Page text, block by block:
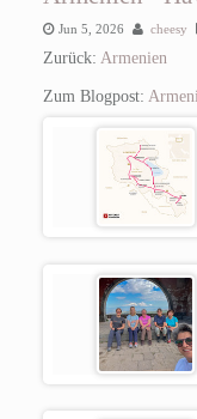
Jun 5, 2026 cheesy
Zurück: Armenien
Zum Blogpost: